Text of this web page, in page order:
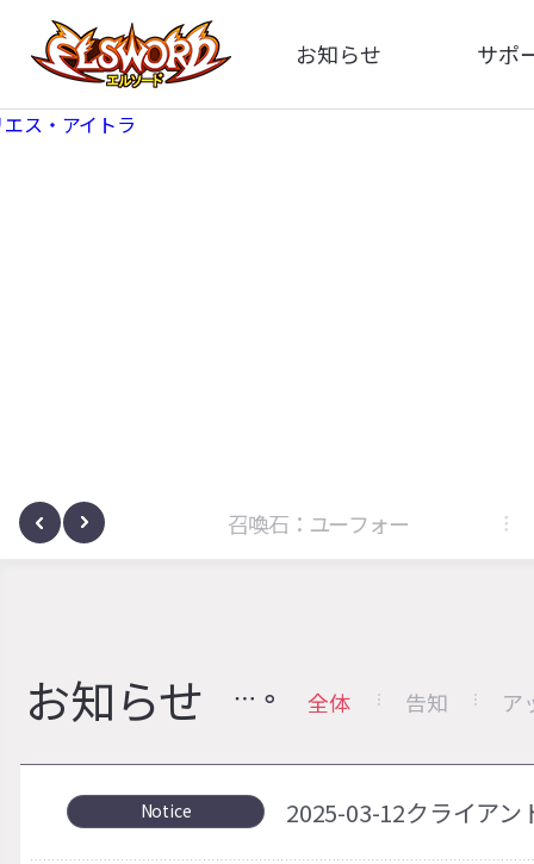
お知らせ
全体
サポ
サノヴァ 召喚石：ユーフォー
お知らせ 全体 告知 ア
Notice 2025-03-12クライア